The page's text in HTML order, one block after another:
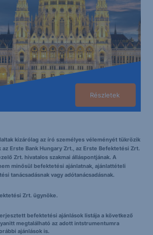
Részletek
kizárólag az író személyes véleményét tükrözik
Erste Bank Hungary Zrt., az Erste Befektetési Zrt.
Zrt. hivatalos szakmai álláspontjának. A
minősül befektetési ajánlatnak, ajánlattételi
tanácsadásnak vagy adótanácsadásnak.
Zrt. ügynöke.
befektetési ajánlások listája a következő
megtalálható az adott intstrumentumra
ajánlások is.